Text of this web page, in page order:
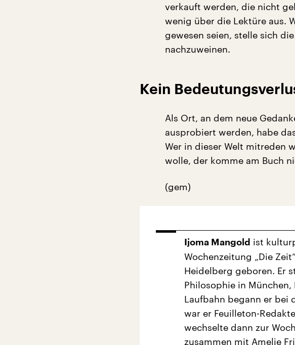
verkauft werden, die nicht
wenig über die Lektüre aus.
gewesen seien, stelle sich
nachzuweinen.
Kein
Als Ort, an dem neue
ausprobiert werden, habe
Wer in dieser Welt mitreden
wolle, der komme am Buch
(gem)
Ijoma Mangold ist
Wochenzeitung „Die
Heidelberg geboren. Er
Philosophie in
Laufbahn begann er bei
war er Feuilleton-
wechselte dann zur
zusammen mit Amelie